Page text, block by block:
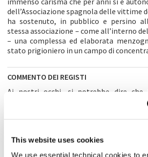
This website uses cookies
We use essential technical cookies to
dell’Associazione spagnola delle vittime
ha sostenuto, in pubblico e persino
stessa associazione – come all’interno
– una complessa ed elaborata
stato prigioniero in un campo di
COMMENTO DEI REGISTI
Ai nostri occhi, si potrebbe dire che
camaleonte. Uno specchio deformante.
Un uomo, come lo ha definito il premio
sprofondare per farsi accettare dagli
perché, almeno per un po’, Enric Marco